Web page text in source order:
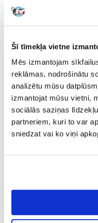
Šī tīmekļa vietne
Mēs izmantojam
reklāmas, nodrošinātu
analizētu mūsu
izmantojat mūsu vietni,
sociālās saziņas
partneriem, kuri to var
sniedzat vai ko viņi
Mērķis
DZĪVES POSMS:
ŠĶIRNE: Pūdelis
MĀJDZĪVNIEKA
VECUMS NO:
10
Sastāvdaļas
ENERĢIJA (KCAL/KG):